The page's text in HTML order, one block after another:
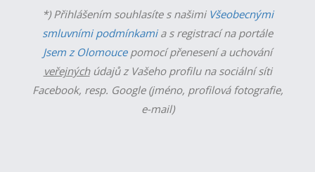
*) Přihlášením souhlasíte s našimi Všeobecnými
smluvními podmínkamia s registrací na portále
Jsem z Olomoucepomocí přenesení a uchování
veřejnýchúdajů z Vašeho profilu na sociální síti
Facebook, resp. Google (jméno, profilová fotografie,
e-mail)